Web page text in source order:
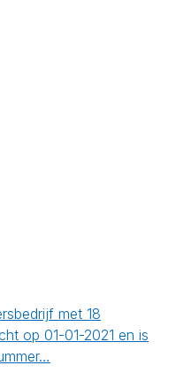
met 18
op 01-01-2021 en is